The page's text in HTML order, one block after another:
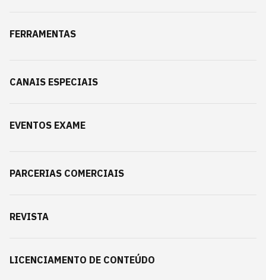
FERRAMENTAS
CANAIS ESPECIAIS
EVENTOS EXAME
PARCERIAS COMERCIAIS
REVISTA
LICENCIAMENTO DE CONTEÚDO